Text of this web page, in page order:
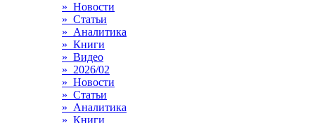
» Новости
» Статьи
» Аналитика
» Книги
» Видео
» 2026/02
» Новости
» Статьи
» Аналитика
» Книги